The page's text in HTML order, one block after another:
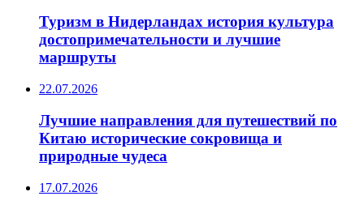
Туризм в Нидерландах история культура
достопримечательности и лучшие
маршруты
22.07.2026
Лучшие направления для путешествий по
Китаю исторические сокровища и
природные чудеса
17.07.2026